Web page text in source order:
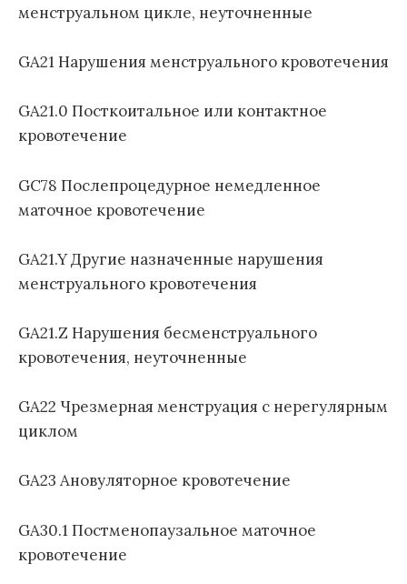
менструальном цикле, неуточненные
GA21 Нарушения менструального кровотечения
GA21.0 Посткоитальное или контактное
кровотечение
GC78 Послепроцедурное немедленное
маточное кровотечение
GA21.Y Другие назначенные нарушения
менструального кровотечения
GA21.Z Нарушения бесменструального
кровотечения, неуточненные
GA22 Чрезмерная менструация с нерегулярным
циклом
GA23 Ановуляторное кровотечение
GA30.1 Постменопаузальное маточное
кровотечение